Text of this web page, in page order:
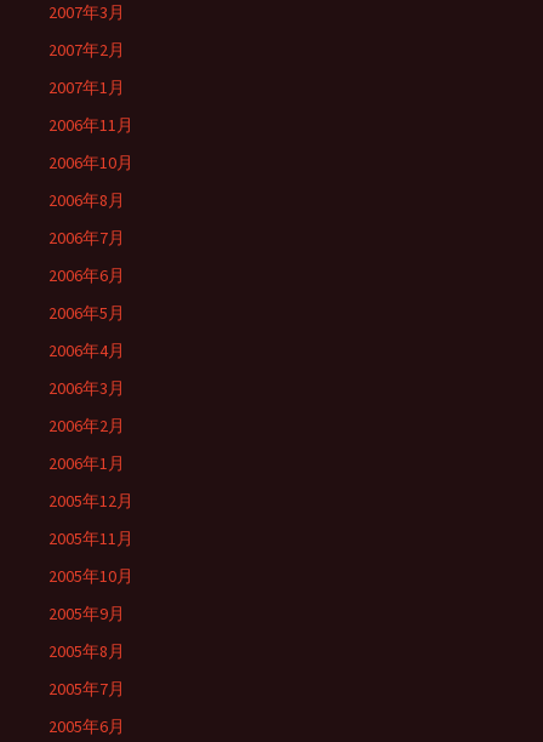
2007年3月
2007年2月
2007年1月
2006年11月
2006年10月
2006年8月
2006年7月
2006年6月
2006年5月
2006年4月
2006年3月
2006年2月
2006年1月
2005年12月
2005年11月
2005年10月
2005年9月
2005年8月
2005年7月
2005年6月